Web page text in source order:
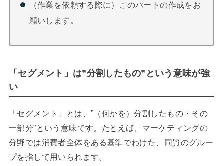
（作業を依頼する際に）このパートの作成をお
願いします。
「セグメント」は”分割したもの”という意味が強
い
「セグメント」とは、”（何かを）分割したもの・その
一部分”という意味です。たとえば、マーケティングの
分野では消費者全体をある基準でわけた、同質のグルー
プを指して用いられます。